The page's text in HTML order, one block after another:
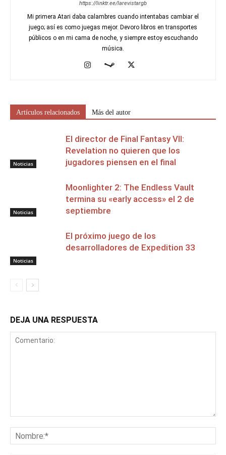
https://linktr.ee/larevistargb
Mi primera Atari daba calambres cuando intentabas cambiar el
juego; así es como juegas mejor. Devoro libros en transportes
públicos o en mi cama de noche, y siempre estoy escuchando
música.
Artículos relacionados Más del autor
Noticias
El director de Final Fantasy VII:
Revelation no quieren que los
jugadores piensen en el final
Noticias
Moonlighter 2: The Endless Vault
termina su «early access» el 2 de
septiembre
Noticias
El próximo juego de los
desarrolladores de Expedition 33
DEJA UNA RESPUESTA